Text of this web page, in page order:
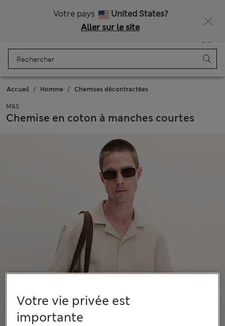
Votre pays
United States?
Aller sur le site
Panier
Accueil Homme Chemises décontractées
M&S
Chemise en coton à manches courtes
Votre vie privée est
importante